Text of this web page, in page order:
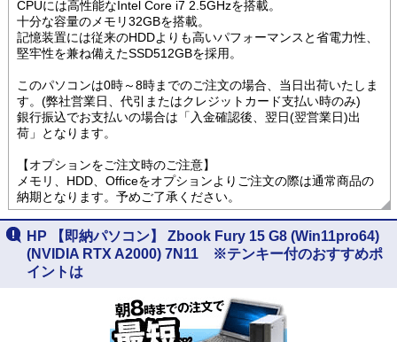
CPUには高性能なIntel Core i7 2.5GHzを搭載。
十分な容量のメモリ32GBを搭載。
記憶装置には従来のHDDよりも高いパフォーマンスと省電力性、
堅牢性を兼ね備えたSSD512GBを採用。
このパソコンは0時～8時までのご注文の場合、当日出荷いたしま
す。(弊社営業日、代引またはクレジットカード支払い時のみ)
銀行振込でお支払いの場合は「入金確認後、翌日(翌営業日)出
荷」となります。
【オプションをご注文時のご注意】
メモリ、HDD、Officeをオプションよりご注文の際は通常商品の
納期となります。予めご了承ください。
HP 【即納パソコン】 Zbook Fury 15 G8 (Win11pro64)
(NVIDIA RTX A2000) 7N11 ※テンキー付のおすすめポ
イントは